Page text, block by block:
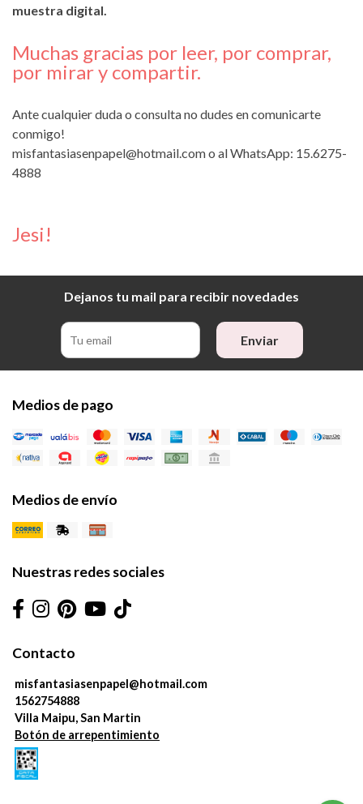
muestra digital.
Muchas gracias por leer, por comprar,
por mirar y compartir.
Ante cualquier duda o consulta no dudes en comunicarte
conmigo!
misfantasiasenpapel@hotmail.como al WhatsApp: 15.6275-
4888
Jesi!
Dejanos tu mail para recibir novedades
Enviar
Medios de pago
Medios de envío
Nuestras redes sociales
Contacto
misfantasiasenpapel@hotmail.com
1562754888
Villa Maipu, San Martin
Botón de arrepentimiento